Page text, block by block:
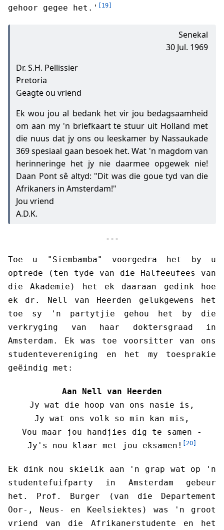
gehoor gegee het.'
[19]
Senekal
30 Jul. 1969
Dr. S.H. Pellissier
Pretoria
Geagte ou vriend
Ek wou jou al bedank het vir jou bedagsaamheid
om aan my 'n briefkaart te stuur uit Holland met
die nuus dat jy ons ou leeskamer by Nassaukade
369 spesiaal gaan besoek het. Wat 'n magdom van
herinneringe het jy nie daarmee opgewek nie!
Daan Pont sê altyd: "Dit was die goue tyd van die
Afrikaners in Amsterdam!"
Jou vriend
A.D.K.
- - -
Toe u "Siembamba" voorgedra het by u
optrede (ten tyde van die Halfeeufees van
die Akademie) het ek daaraan gedink hoe
ek dr. Nell van Heerden gelukgewens het
toe sy 'n partytjie gehou het by die
verkryging van haar doktersgraad in
Amsterdam. Ek was toe voorsitter van ons
studentevereniging en het my toesprakie
geëindig met:
Aan Nell van Heerden
Jy wat die hoop van ons nasie is,
Jy wat ons volk so min kan mis,
Vou maar jou handjies dig te samen -
Jy's nou klaar met jou eksamen!
[20]
Ek dink nou skielik aan 'n grap wat op 'n
studentefuifparty in Amsterdam gebeur
het. Prof. Burger (van die Departement
Oor-, Neus- en Keelsiektes) was 'n groot
vriend van die Afrikanerstudente en het